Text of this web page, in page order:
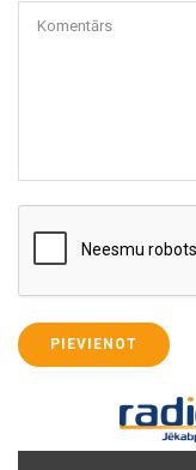
Komentārs
PIEVIENOT